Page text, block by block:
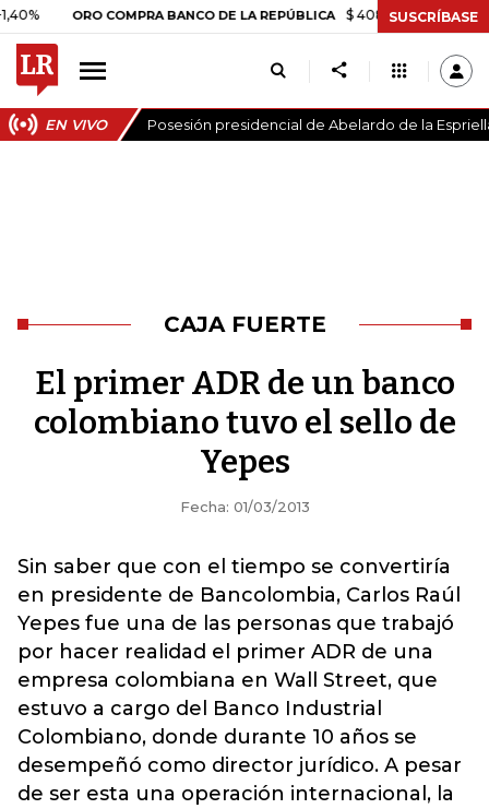
ORO COMPRA BANCO DE LA REPÚBLICA $ 408.498,97 +$ 8.753,81
SUSCRÍBASE
EN VIVO Posesión presidencial de Abelardo de la
CAJA FUERTE
El primer ADR de un banco
colombiano tuvo el sello de
Yepes
Fecha: 01/03/2013
Sin saber que con el tiempo se convertiría
en presidente de Bancolombia, Carlos Raúl
Yepes fue una de las personas que trabajó
por hacer realidad el primer ADR de una
empresa colombiana en Wall Street, que
estuvo a cargo del Banco Industrial
Colombiano, donde durante 10 años se
desempeñó como director jurídico. A pesar
de ser esta una operación internacional, la